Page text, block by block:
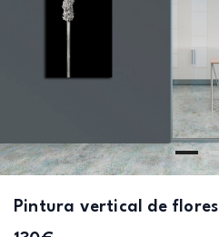
Pintura vertical de flores